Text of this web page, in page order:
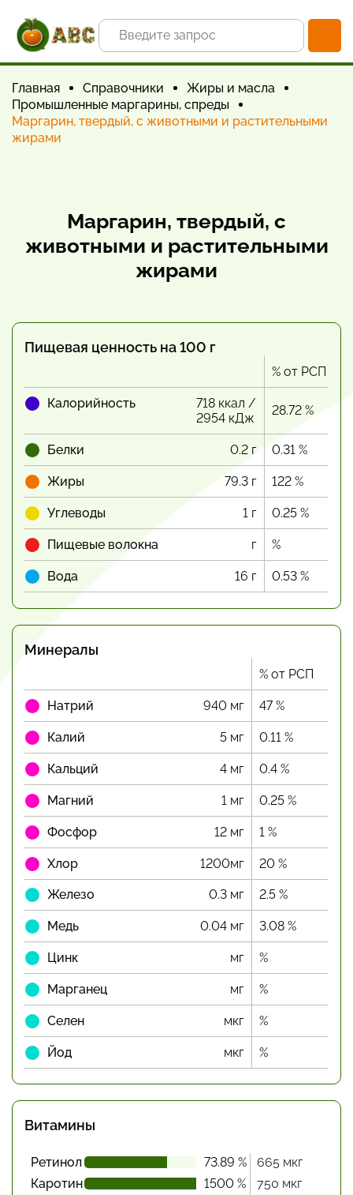
Главная Справочники
Жиры и масла
Промышленные маргарины, спреды
Маргарин, твердый, с животными и растительными
жирами
Маргарин, твердый, с
животными и растительными
жирами
Пищевая ценность на 100 г
% от РСП
Калорийность
718 ккал /
2954 кДж
28.72 %
Белки 0.2 г 0.31 %
Жиры 79.3 г 122 %
Углеводы 1 г 0.25 %
Пищевые волокна г %
Вода 16 г 0.53 %
Минералы
% от РСП
Натрий 940 мг 47 %
Калий 5 мг 0.11 %
Кальций 4 мг 0.4 %
Магний 1 мг 0.25 %
Фосфор 12 мг 1 %
Хлор 1200мг 20 %
Железо 0.3 мг 2.5 %
Медь 0.04 мг 3.08 %
Цинк мг %
Марганец мг %
Селен мкг %
Йод мкг %
Витамины
Ретинол 73.89 %
665 мкг
Каротин
1500 %
750 мкг